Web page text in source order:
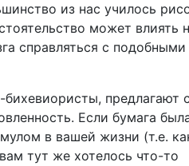
из нас училось
может влиять
справляться с подобными
предлагают
Если бумага
в вашей жизни (т.е.
тут же хотелось что-то